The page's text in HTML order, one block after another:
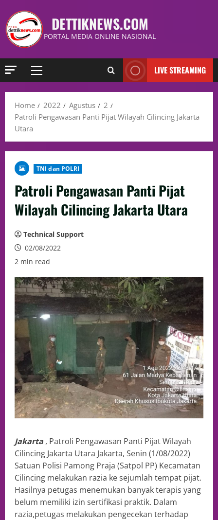
DETTIKNEWS.COM
PORTAL MEDIA ONLINE NASIONAL
LIVE STREAMING
Home 2022 Agustus
2
Patroli Pengawasan Panti Pijat Wilayah Cilincing Jakarta
Utara
TNI dan POLRI
Patroli Pengawasan Panti Pijat
Wilayah Cilincing Jakarta Utara
Technical Support
02/08/2022
2 min read
Jakarta , Patroli Pengawasan Panti Pijat Wilayah
Cilincing Jakarta Utara Jakarta, Senin (1/08/2022)
Satuan Polisi Pamong Praja (Satpol PP) Kecamatan
Cilincing melakukan razia ke sejumlah tempat pijat.
Hasilnya petugas menemukan banyak terapis yang
belum memiliki izin sertifikasi praktik. Dalam
razia,petugas melakukan pengecekan terhadap